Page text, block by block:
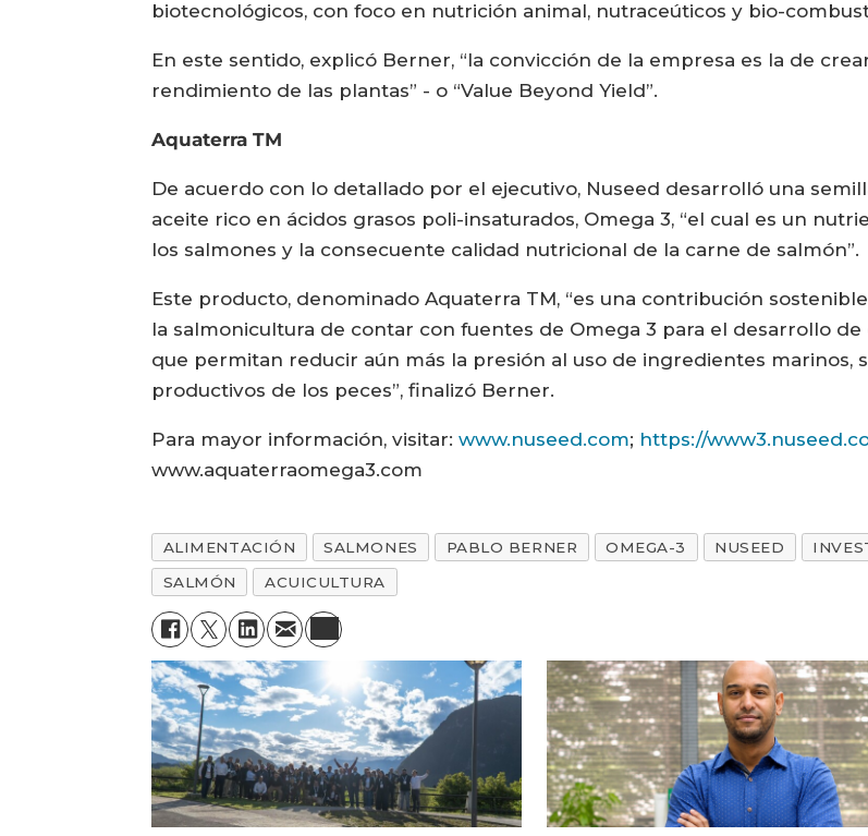
biotecnológicos, con foco en nutrición animal, nutraceúticos y bio-
En este sentido, explicó Berner, “la convicción de la empresa es la de
rendimiento de las plantas” - o “Value Beyond Yield”.
Aquaterra TM
De acuerdo con lo detallado por el ejecutivo, Nuseed desarrolló una
aceite rico en ácidos grasos poli-insaturados, Omega 3, “el cual es un
los salmones y la consecuente calidad nutricional de la carne de salmón”.
Este producto, denominado Aquaterra TM, “es una contribución
la salmonicultura de contar con fuentes de Omega 3 para el desarrollo
que permitan reducir aún más la presión al uso de ingredientes
productivos de los peces”, finalizó Berner.
Para mayor información, visitar:www.nuseed.com; https://
www.aquaterraomega3.com
ALIMENTACIÓN SALMONES PABLO BERNER OMEGA-3 NUSEED
SALMÓN
ACUICULTURA